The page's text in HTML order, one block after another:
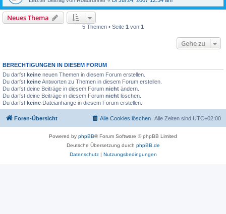
Neues Thema
5 Themen • Seite 1 von 1
Gehe zu
BERECHTIGUNGEN IN DIESEM FORUM
Du darfst keine neuen Themen in diesem Forum erstellen.
Du darfst keineAntworten zu Themen in diesem Forum erstellen.
Du darfst deine Beiträge in diesem Forum nicht ändern.
Du darfst deine Beiträge in diesem Forum nicht löschen.
Du darfst keine Dateianhänge in diesem Forum erstellen.
Foren-Übersicht Alle Zeiten sind UTC+02:00
Alle Cookies löschen
Powered by phpBB® Forum Software © phpBB Limited
Deutsche Übersetzung durch phpBB.de
Datenschutz| Nutzungsbedingungen